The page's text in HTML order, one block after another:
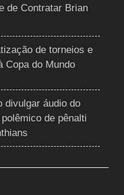
de Contratar Brian
de torneios e
Copa do Mundo
divulgar áudio do
de pênalti